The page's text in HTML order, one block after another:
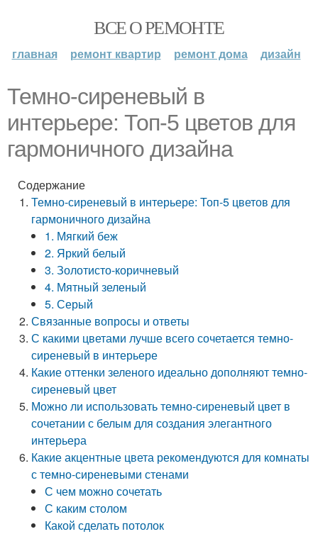
ВСЕ О РЕМОНТЕ
главная ремонт квартир ремонт дома дизайн
Темно-сиреневый в
интерьере: Топ-5 цветов для
гармоничного дизайна
Содержание
Темно-сиреневый в интерьере: Топ-5 цветов для
гармоничного дизайна
1. Мягкий беж
2. Яркий белый
3. Золотисто-коричневый
4. Мятный зеленый
5. Серый
Связанные вопросы и ответы
С какими цветами лучше всего сочетается темно-
сиреневый в интерьере
Какие оттенки зеленого идеально дополняют темно-
сиреневый цвет
Можно ли использовать темно-сиреневый цвет в
сочетании с белым для создания элегантного
интерьера
Какие акцентные цвета рекомендуются для комнаты
с темно-сиреневыми стенами
С чем можно сочетать
С каким столом
Какой сделать потолок